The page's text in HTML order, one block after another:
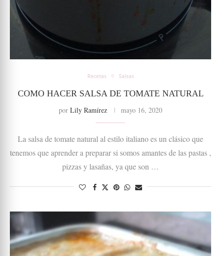
Recetas Salsas
COMO HACER SALSA DE TOMATE NATURAL
por Lily Ramírez mayo 16, 2020
La salsa de tomate natural al estilo italiano es un clásico que
tenemos que aprender a preparar si somos amantes de las pastas ,
pizzas y lasañas, ya que son …